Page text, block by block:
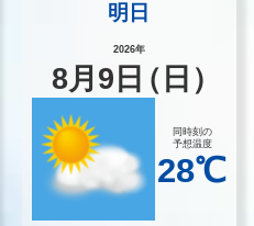
明日
2026年
8月 9 日（日）
同時刻の
予想温度
28℃